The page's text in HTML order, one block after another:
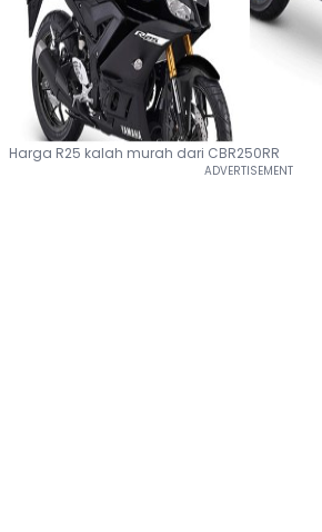
Harga R25 kalah murah dari CBR250RR